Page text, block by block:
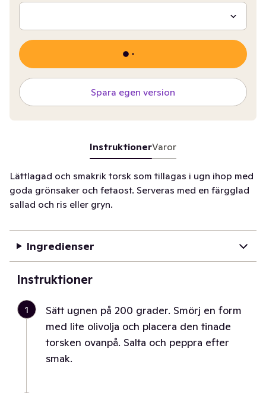
Spara egen version
InstruktionerVaror
Lättlagad och smakrik torsk som tillagas i ugn ihop med
goda grönsaker och fetaost. Serveras med en färgglad
sallad och ris eller gryn.
Ingredienser
Instruktioner
1
Sätt ugnen på 200 grader. Smörj en form
med lite olivolja och placera den tinade
torsken ovanpå. Salta och peppra efter
smak.